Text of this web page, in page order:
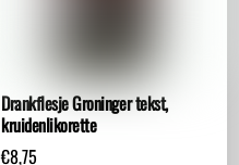
Drankflesje Groninger tekst,
kruidenlikorette
€8,75